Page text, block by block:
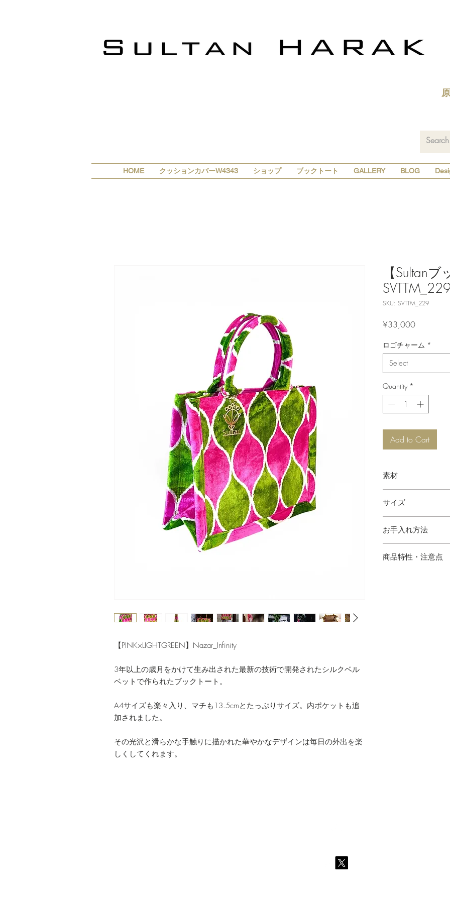
HOME クッションカバーW4343 ショップ ブックトート GALLERY BLOG
【PINK×LIGHTGREEN】Nazar_Infinity
3年以上の歳月をかけて生み出された最新の技術で開発されたシルクベル
ベットで作られたブックトート。
A4サイズも楽々入り、マチも13.5cmとたっぷりサイズ。内ポケットも追
加されました。
その光沢と滑らかな手触りに描かれた華やかなデザインは毎日の外出を楽
しくしてくれます。
【Sultanブ
SVTTM_229
SKU: SVTTM_229
¥33,000Price
ロゴチャーム *
Select
Quantity *
Add to Cart
素材
サイズ
お手入れ方法
商品特性・注意点